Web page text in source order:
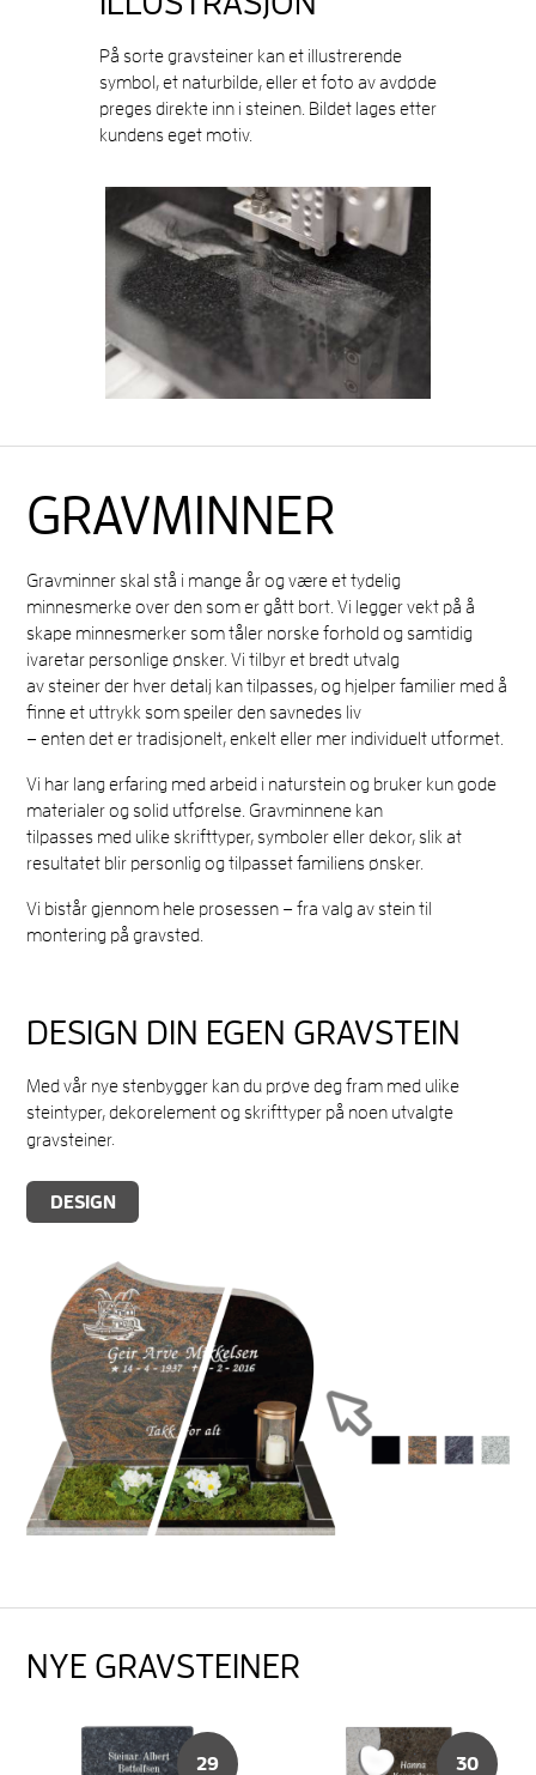
På sorte gravsteiner kan et illustrerende
symbol, et naturbilde, eller et foto av avdøde
preges direkte inn i steinen. Bildet lages etter
kundens eget motiv.
GRAVMINNER
Gravminner skal stå i mange år og være et tydelig
minnesmerke over den som er gått bort. Vi legger vekt på å
skape minnesmerker som tåler norske forhold og samtidig
ivaretar personlige ønsker. Vi tilbyr et bredt utvalg
av steiner der hver detalj kan tilpasses, og hjelper familier med å
finne et uttrykk som speiler den savnedes liv
– enten det er tradisjonelt, enkelt eller mer individuelt utformet.
Vi har lang erfaring med arbeid i naturstein og bruker kun gode
materialer og solid utførelse. Gravminnene kan
tilpasses med ulike skrifttyper, symboler eller dekor, slik at
resultatet blir personlig og tilpasset familiens ønsker.
Vi bistår gjennom hele prosessen – fra valg av stein til
montering på gravsted.
DESIGN DIN EGEN GRAVSTEIN
Med vår nye stenbygger kan du prøve deg fram med ulike
steintyper, dekorelement og skrifttyper på noen utvalgte
gravsteiner.
DESIGN
NYE GRAVSTEINER
29 30